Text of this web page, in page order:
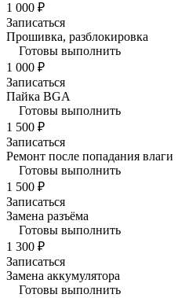
1 000 ₽
Записаться
Прошивка, разблокировка
Готовы выполнить
1 000 ₽
Записаться
Пайка BGA
Готовы выполнить
1 500 ₽
Записаться
Ремонт после попадания влаги
Готовы выполнить
1 500 ₽
Записаться
Замена разъёма
Готовы выполнить
1 300 ₽
Записаться
Замена аккумулятора
Готовы выполнить